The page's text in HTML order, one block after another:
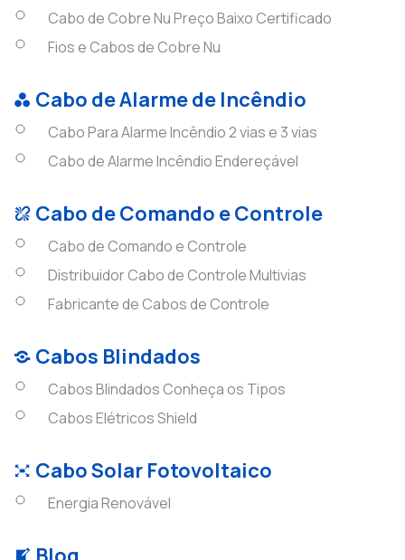
Cabo de Cobre Nu Preço Baixo Certificado
Fios e Cabos de Cobre Nu
Cabo de Alarme de Incêndio
Cabo Para Alarme Incêndio 2 vias e 3 vias
Cabo de Alarme Incêndio Endereçável
Cabo de Comando e Controle
Cabo de Comando e Controle
Distribuidor Cabo de Controle Multivias
Fabricante de Cabos de Controle
Cabos Blindados
Cabos Blindados Conheça os Tipos
Cabos Elétricos Shield
Cabo Solar Fotovoltaico
Energia Renovável